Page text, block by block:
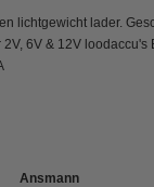
lichtgewicht lader.
2V, 6V & 12V
Ansmann